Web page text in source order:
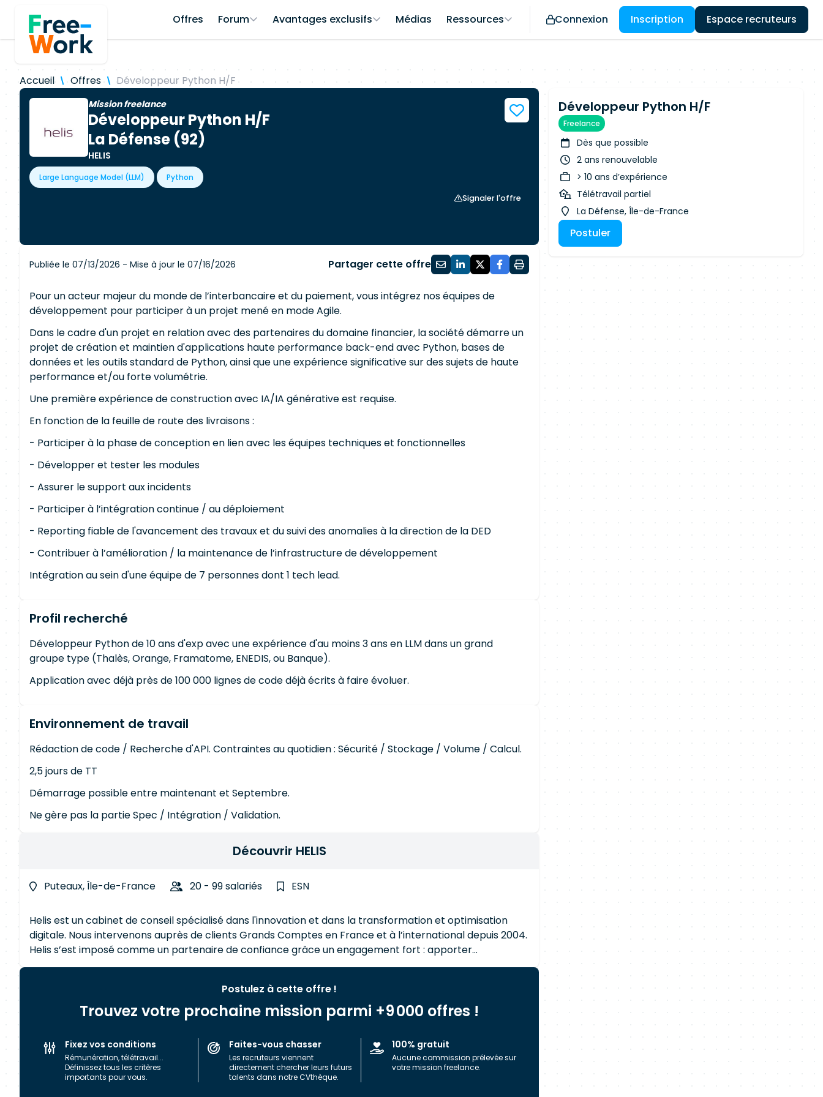
Offres Forum Avantages exclusifs Médias Ressources Connexion Inscription Espace recruteurs
Accueil Offres Développeur Python H/F
Mission freelance
Développeur Python H/F
La Défense (92)
HELIS
Large Language Model (LLM)
Python
Signaler l'offre
Publiée le 07/13/2026 - Mise à jour le 07/16/2026 Partager cette offre
Pour un acteur majeur du monde de l’interbancaire et du paiement, vous intégrez nos équipes de
développement pour participer à un projet mené en mode Agile.
Dans le cadre d'un projet en relation avec des partenaires du domaine financier, la société démarre un
projet de création et maintien d'applications haute performance back-end avec Python, bases de
données et les outils standard de Python, ainsi que une expérience significative sur des sujets de haute
performance et/ou forte volumétrie.
Une première expérience de construction avec IA/IA générative est requise.
En fonction de la feuille de route des livraisons :
- Participer à la phase de conception en lien avec les équipes techniques et fonctionnelles
- Développer et tester les modules
- Assurer le support aux incidents
- Participer à l’intégration continue / au déploiement
- Reporting fiable de l'avancement des travaux et du suivi des anomalies à la direction de la DED
- Contribuer à l’amélioration / la maintenance de l’infrastructure de développement
Intégration au sein d'une équipe de 7 personnes dont 1 tech lead.
Profil recherché
Développeur Python de 10 ans d'exp avec une expérience d'au moins 3 ans en LLM dans un grand
groupe type (Thalès, Orange, Framatome, ENEDIS, ou Banque).
Application avec déjà près de 100 000 lignes de code déjà écrits à faire évoluer.
Environnement de travail
Rédaction de code / Recherche d'API. Contraintes au quotidien : Sécurité / Stockage / Volume / Calcul.
2,5 jours de TT
Démarrage possible entre maintenant et Septembre.
Ne gère pas la partie Spec / Intégration / Validation.
Découvrir HELIS
Puteaux, Île-de-France 20 - 99 salariés ESN
Helis est un cabinet de conseil spécialisé dans l'innovation et dans la transformation et optimisation
digitale. Nous intervenons auprès de clients Grands Comptes en France et à l’international depuis 2004.
Helis s’est imposé comme un partenaire de confiance grâce un engagement fort : apporter
spécifiquement à chaque client ou projet une valeur ajoutée maximale en recrutant « sur-mesure » des
Postulez à cette offre !
Trouvez votre prochaine mission parmi +9 000 offres !
Fixez vos conditions
Rémunération, télétravail...
Définissez tous les critères
importants pour vous.
Faites-vous chasser
Les recruteurs viennent
directement chercher leurs futurs
talents dans notre CVthèque.
100% gratuit
Aucune commission prélevée sur
votre mission freelance.
Développeur Python H/F
Freelance
Dès que possible
2 ans renouvelable
> 10 ans d’expérience
Télétravail partiel
La Défense, Île-de-France
Postuler